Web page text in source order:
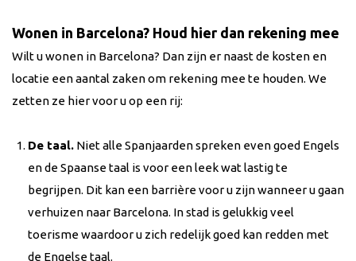
Wonen in Barcelona? Houd hier dan rekening mee
Wilt u wonen in Barcelona? Dan zijn er naast de kosten en
locatie een aantal zaken om rekening mee te houden. We
zetten ze hier voor u op een rij:
De taal. Niet alle Spanjaarden spreken even goed Engels
en de Spaanse taal is voor een leek wat lastig te
begrijpen. Dit kan een barrière voor u zijn wanneer u gaan
verhuizen naar Barcelona. In stad is gelukkig veel
toerisme waardoor u zich redelijk goed kan redden met
de Engelse taal.